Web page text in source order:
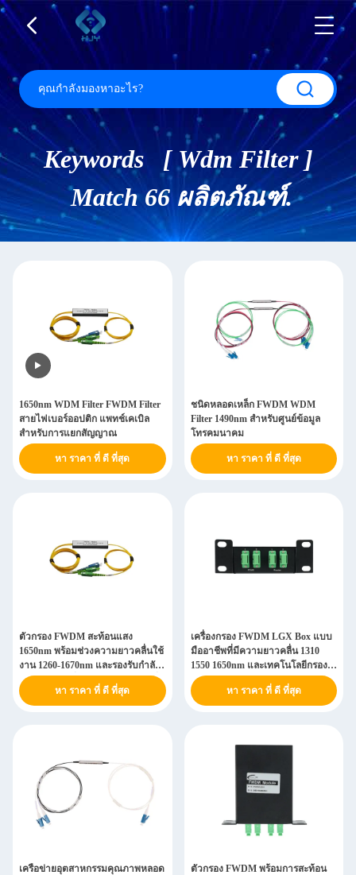
Keywords [ Wdm Filter ]
Match 66 ผลิตภัณฑ์.
1650nm WDM Filter FWDM Filter
สายไฟเบอร์ออปติก แพทช์เคเบิล
สําหรับการแยกสัญญาณ
หา ราคา ที่ ดี ที่สุด
ชนิดหลอดเหล็ก FWDM WDM
Filter 1490nm สําหรับศูนย์ข้อมูล
โทรคมนาคม
หา ราคา ที่ ดี ที่สุด
ตัวกรอง FWDM สะท้อนแสง
1650nm พร้อมช่วงความยาวคลื่นใช้
งาน 1260-1670nm และรองรับกำลัง
ไฟ 500mW เพื่อการแยกสัญญาณที่มี
ประสิทธิภาพหา ราคา ที่ ดี ที่สุด
เครื่องกรอง FWDM LGX Box แบบ
มืออาชีพที่มีความยาวคลื่น 1310
1550 1650nm และเทคโนโลยีกรอง
หนังบางสําหรับเครือข่ายไฟเบอร์ออ
ปติก
หา ราคา ที่ ดี ที่สุด
เครือข่ายอุตสาหกรรมคุณภาพหลอด
ตัวกรอง FWDM พร้อมการสะท้อน